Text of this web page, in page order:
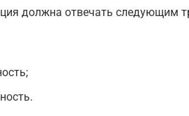
должна отвечать следующим